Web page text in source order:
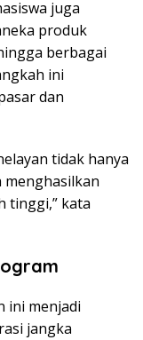
juga
produk
berbagai
ini
dan
tidak hanya
menghasilkan
tinggi,” kata
ini menjadi
jangka